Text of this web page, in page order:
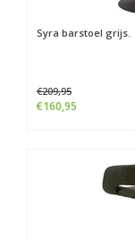
Syra barstoel grijs.
€209,95
€160,95